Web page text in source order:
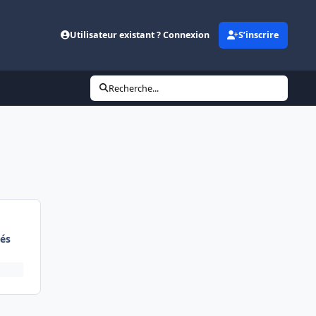
Utilisateur existant ? Connexion S’inscrire
Recherche...